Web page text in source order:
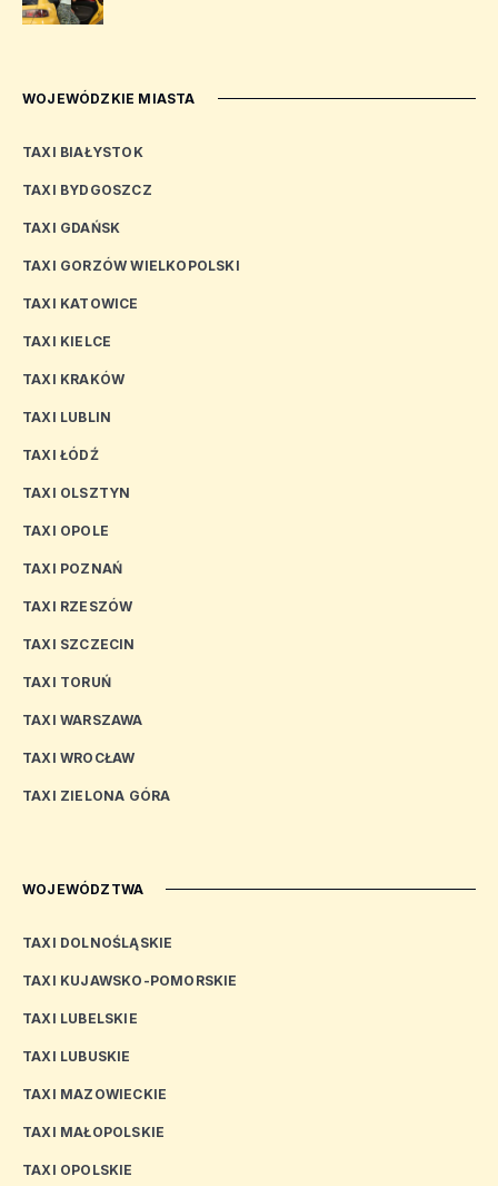
WOJEWÓDZKIE MIASTA
TAXI BIAŁYSTOK
TAXI BYDGOSZCZ
TAXI GDAŃSK
TAXI GORZÓW WIELKOPOLSKI
TAXI KATOWICE
TAXI KIELCE
TAXI KRAKÓW
TAXI LUBLIN
TAXI ŁÓDŹ
TAXI OLSZTYN
TAXI OPOLE
TAXI POZNAŃ
TAXI RZESZÓW
TAXI SZCZECIN
TAXI TORUŃ
TAXI WARSZAWA
TAXI WROCŁAW
TAXI ZIELONA GÓRA
WOJEWÓDZTWA
TAXI DOLNOŚLĄSKIE
TAXI KUJAWSKO-POMORSKIE
TAXI LUBELSKIE
TAXI LUBUSKIE
TAXI MAZOWIECKIE
TAXI MAŁOPOLSKIE
TAXI OPOLSKIE